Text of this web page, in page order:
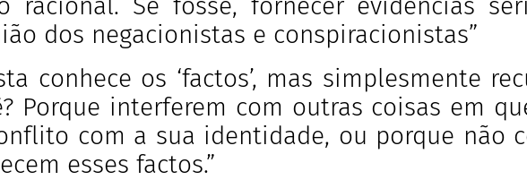
dos negacionistas e conspiracionistas”
conhece os ‘factos’, mas simplesmente
Porque interferem com outras coisas em
com a sua identidade, ou porque não
esses factos.”